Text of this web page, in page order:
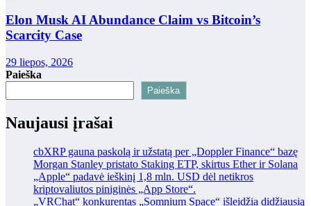
Elon Musk AI Abundance Claim vs Bitcoin’s
Scarcity Case
29 liepos, 2026
Paieška
Paieška
Naujausi įrašai
cbXRP gauna paskolą ir užstatą per „Doppler Finance“ bazę
Morgan Stanley pristato Staking ETP, skirtus Ether ir Solana
„Apple“ padavė ieškinį 1,8 mln. USD dėl netikros
kriptovaliutos piniginės „App Store“.
„VRChat“ konkurentas „Somnium Space“ išleidžia didžiausią